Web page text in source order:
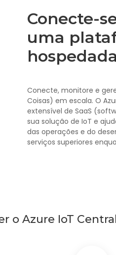
Conecte-
uma
Conecte, monitore e
Coisas) em escala. O
extensível de SaaS
sua solução de IoT e
das operações e do
serviços superiores
o Azure IoT